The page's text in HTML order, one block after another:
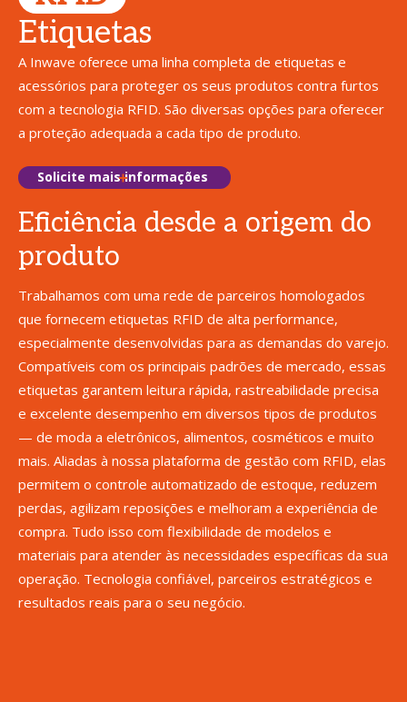
Etiquetas
A Inwave oferece uma linha completa de etiquetas e
acessórios para proteger os seus produtos contra furtos
com a tecnologia RFID. São diversas opções para oferecer
a proteção adequada a cada tipo de produto.
Solicite mais informações
Eficiência desde a origem do
produto
Trabalhamos com uma rede de parceiros homologados
que fornecem etiquetas RFID de alta performance,
especialmente desenvolvidas para as demandas do varejo.
Compatíveis com os principais padrões de mercado, essas
etiquetas garantem leitura rápida, rastreabilidade precisa
e excelente desempenho em diversos tipos de produtos
— de moda a eletrônicos, alimentos, cosméticos e muito
mais. Aliadas à nossa plataforma de gestão com RFID, elas
permitem o controle automatizado de estoque, reduzem
perdas, agilizam reposições e melhoram a experiência de
compra. Tudo isso com flexibilidade de modelos e
materiais para atender às necessidades específicas da sua
operação. Tecnologia confiável, parceiros estratégicos e
resultados reais para o seu negócio.